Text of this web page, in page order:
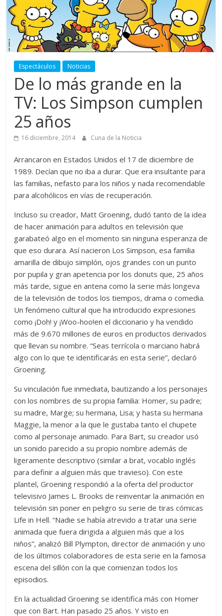
Espectáculos Noticias
De lo más grande en la
TV: Los Simpson cumplen
25 años
16 diciembre, 2014 Cuna de la Noticia
Arrancaron en Estados Unidos el 17 de diciembre de
1989. Decían que no iba a durar. Que era insultante para
las familias, nefasto para los niños y nada recomendable
para alcohólicos en vías de recuperación.
Incluso su creador, Matt Groening, dudó tanto de la idea
de hacer animación para adultos en televisión que
garabateó algo en el momento sin ninguna esperanza de
que eso durara. Así nacieron Los Simpson, esa familia
amarilla de dibujo simplón, ojos grandes con un punto
por pupila y gran apetencia por los donuts que, 25 años
más tarde, sigue en antena como la serie más longeva
de la televisión de todos los tiempos, drama o comedia.
Un fenómeno cultural que ha introducido expresiones
como ¡Doh! y ¡Woo-hoo!en el diccionario y ha vendido
más de 9.670 millones de euros en productos derivados
que llevan su nombre. “Seas terrícola o marciano habrá
algo con lo que te identificarás en esta serie”, declaró
Groening.
Su vinculación fue inmediata, bautizando a los personajes
con los nombres de su propia familia: Homer, su padre;
su madre, Marge; su hermana, Lisa; y hasta su hermana
Maggie, la menor a la que le gustaba tanto el chupete
como al personaje animado. Para Bart, su creador usó
un sonido parecido a su propio nombre además de
ligeramente descriptivo (similar a brat, vocablo inglés
para definir a alguien más que travieso). Con este
plantel, Groening respondió a la oferta del productor
televisivo James L. Brooks de reinventar la animación en
televisión sin poner en peligro su serie de tiras cómicas
Life in Hell. “Nadie se había atrevido a tratar una serie
animada que fuera dirigida a alguien más que a los
niños”, analizó Bill Plympton, director de animación y uno
de los últimos colaboradores de esta serie en la famosa
escena del sillón con la que comienzan todos los
episodios.
En la actualidad Groening se identifica más con Homer
que con Bart. Han pasado 25 años. Y visto en